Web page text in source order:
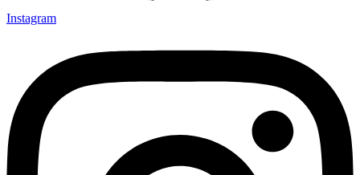
Instagram